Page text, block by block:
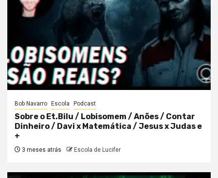
Bob Navarro Escola Podcast
Sobre o Et.Bilu / Lobisomem / Anões / Contar
Dinheiro / Davi x Matemática / Jesus x Judas e
+
3 meses atrás Escola de Lucifer